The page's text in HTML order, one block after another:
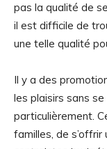
pas la qualité de
il est difficile de
une telle qualité
Il y a des
les plaisirs sans se
particulièrement.
familles, de